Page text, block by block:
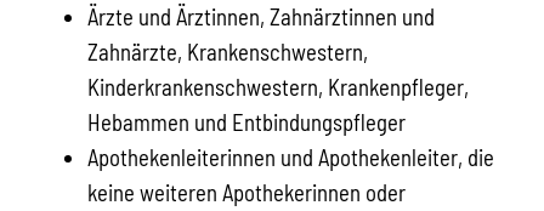
Ärzte und Ärztinnen, Zahnärztinnen und
Zahnärzte, Krankenschwestern,
Kinderkrankenschwestern, Krankenpfleger,
Hebammen und Entbindungspfleger
Apothekenleiterinnen und Apothekenleiter, die
keine weiteren Apothekerinnen oder